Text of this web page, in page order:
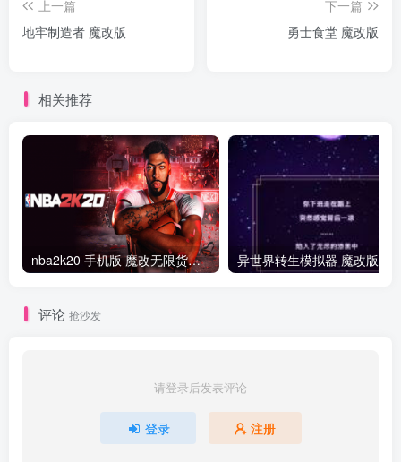
上一篇
地牢制造者 魔改版
下一篇
勇士食堂 魔改版
相关推荐
nba2k20 手机版 魔改无限货币版 异世界转生模拟器 魔改版
评论 抢沙发
请登录后发表评论
登录 注册